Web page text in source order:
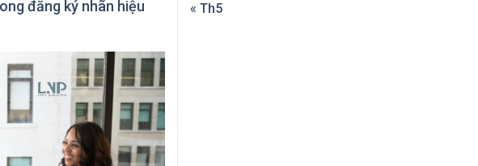
đăng ký nhãn hiệu « Th5